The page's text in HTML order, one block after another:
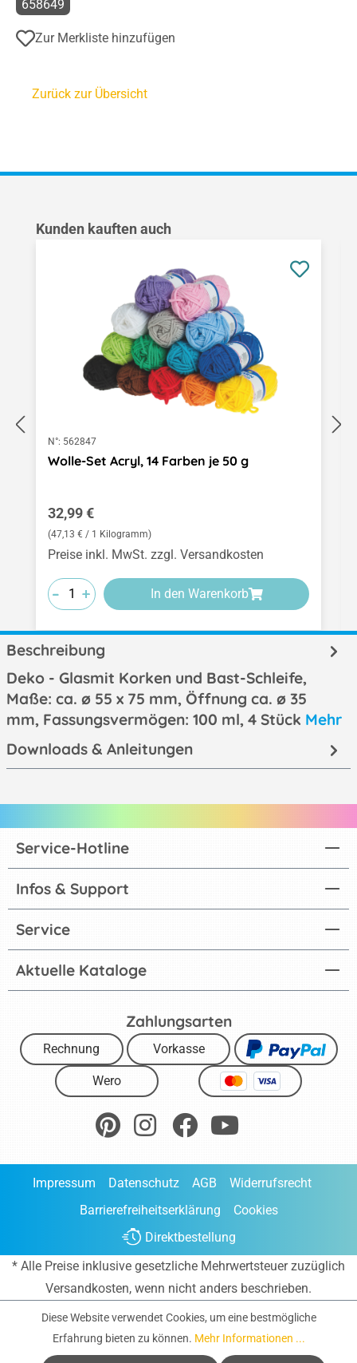
658649
Zur Merkliste hinzufügen
Zurück zur Übersicht
Produktgalerie überspringen
Kunden kauften auch
N°: 562847
Wolle-Set Acryl, 14 Farben je 50 g
Regulärer Preis:
32,99 €
(47,13 € / 1 Kilogramm)
Preise inkl. MwSt. zzgl. Versandkosten
-
-
- +
+
+ In den Warenkorb
Beschreibung
Deko - Glasmit Korken und Bast-Schleife,
Maße: ca. ø 55 x 75 mm, Öffnung ca. ø 35
mm, Fassungsvermögen: 100 ml, 4 Stück Mehr
Downloads & Anleitungen
Aktuelle Kataloge
Service-Hotline
Infos & Support
Service
Zahlungsarten
Rechnung Vorkasse
Wero
Impressum Datenschutz AGB
Widerrufsrecht
Barrierefreiheitserklärung
Cookies
Direktbestellung
* Alle Preise inklusive gesetzliche Mehrwertsteuer zuzüglich
Versandkosten, wenn nicht anders beschrieben.
Diese Website verwendet Cookies, um eine bestmögliche
Erfahrung bieten zu können. Mehr Informationen ...